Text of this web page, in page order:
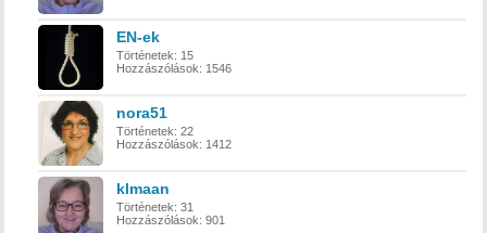
EN-ek
Történetek: 15
Hozzászólások: 1546
nora51
Történetek: 22
Hozzászólások: 1412
klmaan
Történetek: 31
Hozzászólások: 901